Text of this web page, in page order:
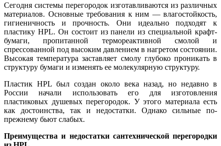
Сегодня системы перегородок изготавливаются из различных
материалов. Основные требования к ним — влагостойкость,
гигиеничность и прочность. Они идеально подходят к
пластику HPL. Он состоит из панели из специальной крафт-
бумаги, пропитанной термореактивной смолой и
спрессованной под высоким давлением в нагретом состоянии.
Высокая температура заставляет смолу глубоко проникать в
структуру бумаги и изменять ее молекулярную структуру.
Пластик HPL был создан около века назад, но недавно в
России начали использовать его для изготовления
пластиковых душевых перегородок. У этого материала есть
как достоинства, так и недостатки. Однако сильные по-
прежнему бьют слабых.
Преимущества и недостатки сантехнической перегородки